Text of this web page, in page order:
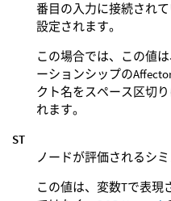
番目の入力に接続され
設定されます。
この場合では、この値
ーションシップの
クト名をスペース区切
れます。
ST
ノードが評価されるシ
この値は、変数Tで表現